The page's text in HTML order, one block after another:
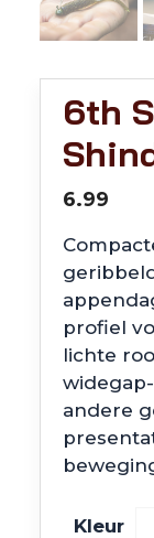
6th
6.99
profiel
lichte
andere
Kleur